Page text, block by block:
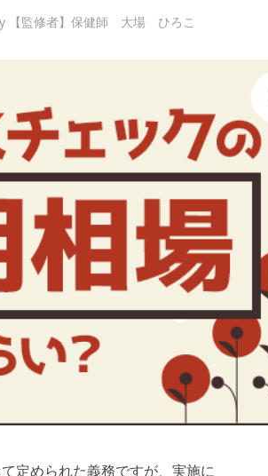
【監修者】保健師 大場 ひろこ
定められた義務ですが、実施に